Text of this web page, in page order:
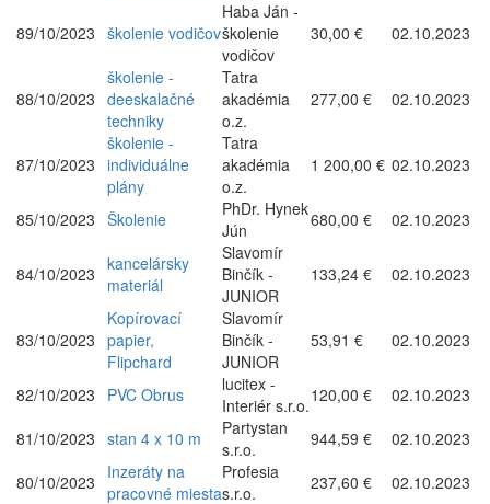
89/10/2023 školenie vodičov
Haba Ján -
školenie
vodičov
30,00 € 02.10.2023
88/10/2023
školenie -
deeskalačné
techniky
Tatra
akadémia
o.z.
277,00 € 02.10.2023
87/10/2023
školenie -
individuálne
plány
Tatra
akadémia
o.z.
1 200,00 € 02.10.2023
85/10/2023 Školenie
PhDr. Hynek
Jún
680,00 € 02.10.2023
84/10/2023 kancelársky
materiál
Slavomír
Binčík -
JUNIOR
133,24 € 02.10.2023
83/10/2023
Kopírovací
papier,
Flipchard
Slavomír
Binčík -
JUNIOR
53,91 € 02.10.2023
82/10/2023 PVC Obrus
lucitex -
Interiér s.r.o.120,00 €
02.10.2023
81/10/2023 stan 4 x 10 m
Partystan
s.r.o.
944,59 €
02.10.2023
80/10/2023
Inzeráty na
pracovné miesta
Profesia
s.r.o.
237,60 € 02.10.2023